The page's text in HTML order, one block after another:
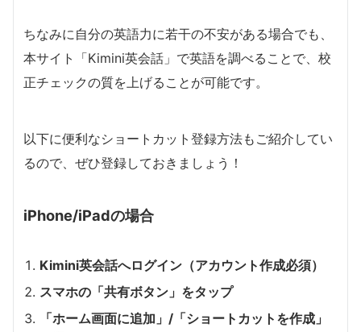
ちなみに自分の英語力に若干の不安がある場合でも、
本サイト「Kimini英会話」で英語を調べることで、校
正チェックの質を上げることが可能です。
以下に便利なショートカット登録方法もご紹介してい
るので、ぜひ登録しておきましょう！
iPhone/iPadの場合
Kimini英会話へログイン（アカウント作成必須）
スマホの「共有ボタン」をタップ
「ホーム画面に追加」/「ショートカットを作成」